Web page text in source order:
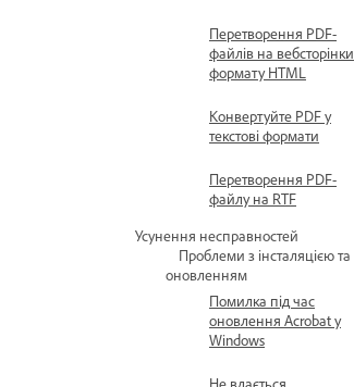
Перетворення PDF-
файлів на вебсторінки
формату HTML
Конвертуйте PDF у
текстові формати
Перетворення PDF-
файлу на RTF
Усунення несправностей
Проблеми з інсталяцією та
оновленням
Помилка під час
оновлення Acrobat у
Windows
Не вдається